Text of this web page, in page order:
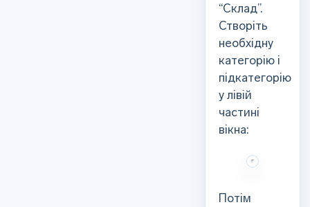
“Склад”.
Створіть
необхідну
категорію і
підкатегорію
у лівій
частині
вікна:
Потім